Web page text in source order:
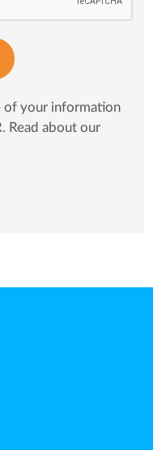
of your information
Read about our